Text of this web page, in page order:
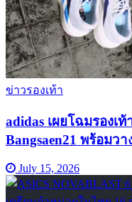
ข่าวรองเท้า
adidas เผยโฉมรองเ
Bangsaen21 พร้อมว
July 15, 2026